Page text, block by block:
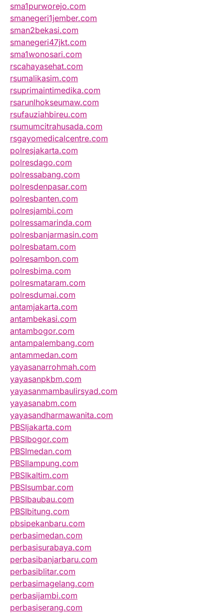
sma1purworejo.com
smanegeri1jember.com
sman2bekasi.com
smanegeri47jkt.com
sma1wonosari.com
rscahayasehat.com
rsumalikasim.com
rsuprimaintimedika.com
rsarunlhokseumaw.com
rsufauziahbireu.com
rsumumcitrahusada.com
rsgayomedicalcentre.com
polresjakarta.com
polresdago.com
polressabang.com
polresdenpasar.com
polresbanten.com
polresjambi.com
polressamarinda.com
polresbanjarmasin.com
polresbatam.com
polresambon.com
polresbima.com
polresmataram.com
polresdumai.com
antamjakarta.com
antambekasi.com
antambogor.com
antampalembang.com
antammedan.com
yayasanarrohmah.com
yayasanpkbm.com
yayasanmambaulirsyad.com
yayasanabm.com
yayasandharmawanita.com
PBSIjakarta.com
PBSIbogor.com
PBSImedan.com
PBSIlampung.com
PBSIkaltim.com
PBSIsumbar.com
PBSIbaubau.com
PBSIbitung.com
pbsipekanbaru.com
perbasimedan.com
perbasisurabaya.com
perbasibanjarbaru.com
perbasiblitar.com
perbasimagelang.com
perbasijambi.com
perbasiserang.com